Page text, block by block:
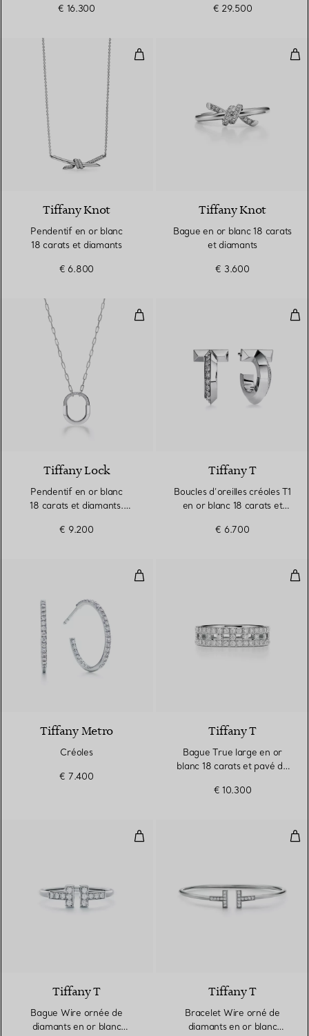
diamants
€ 16.300
€ 29.500
Pendentif en or blanc 18 carats
Tiffany Knot
Pendentif en or blanc
18 carats et diamants
€ 6.800
Tiffany Knot
Bague en or blanc 18 carats
et diamants
€ 3.600
Pendentif en or blanc 18 carats
Tiffany Lock
Pendentif en or blanc
18 carats et diamants.
€ 9.200
Tiffany T
Boucles d’oreilles créoles T1
en or blanc 18 carats et
€ 6.700
Créoles
Tiffany Metro
Créoles
€ 7.400
Tiffany T
Bague True large en or
blanc 18 carats et pavé de
€ 10.300
Bague Wire ornée de diamants
Tiffany T
Bague Wire ornée de
diamants en or blanc
Tiffany T
Bracelet Wire orné de
diamants en or blanc